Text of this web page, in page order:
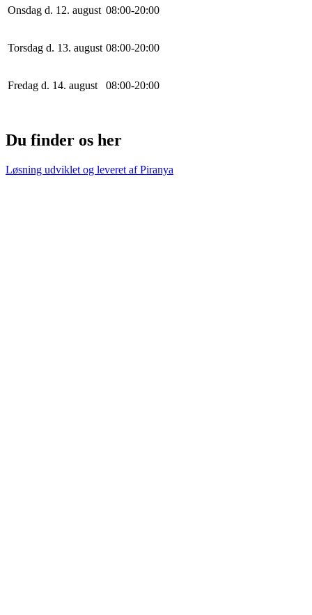
Onsdag d. 12. august 08:00-20:00
Torsdag d. 13. august 08:00-20:00
Fredag d. 14. august 08:00-20:00
Du finder os her
Løsning udviklet og leveret afPiranya